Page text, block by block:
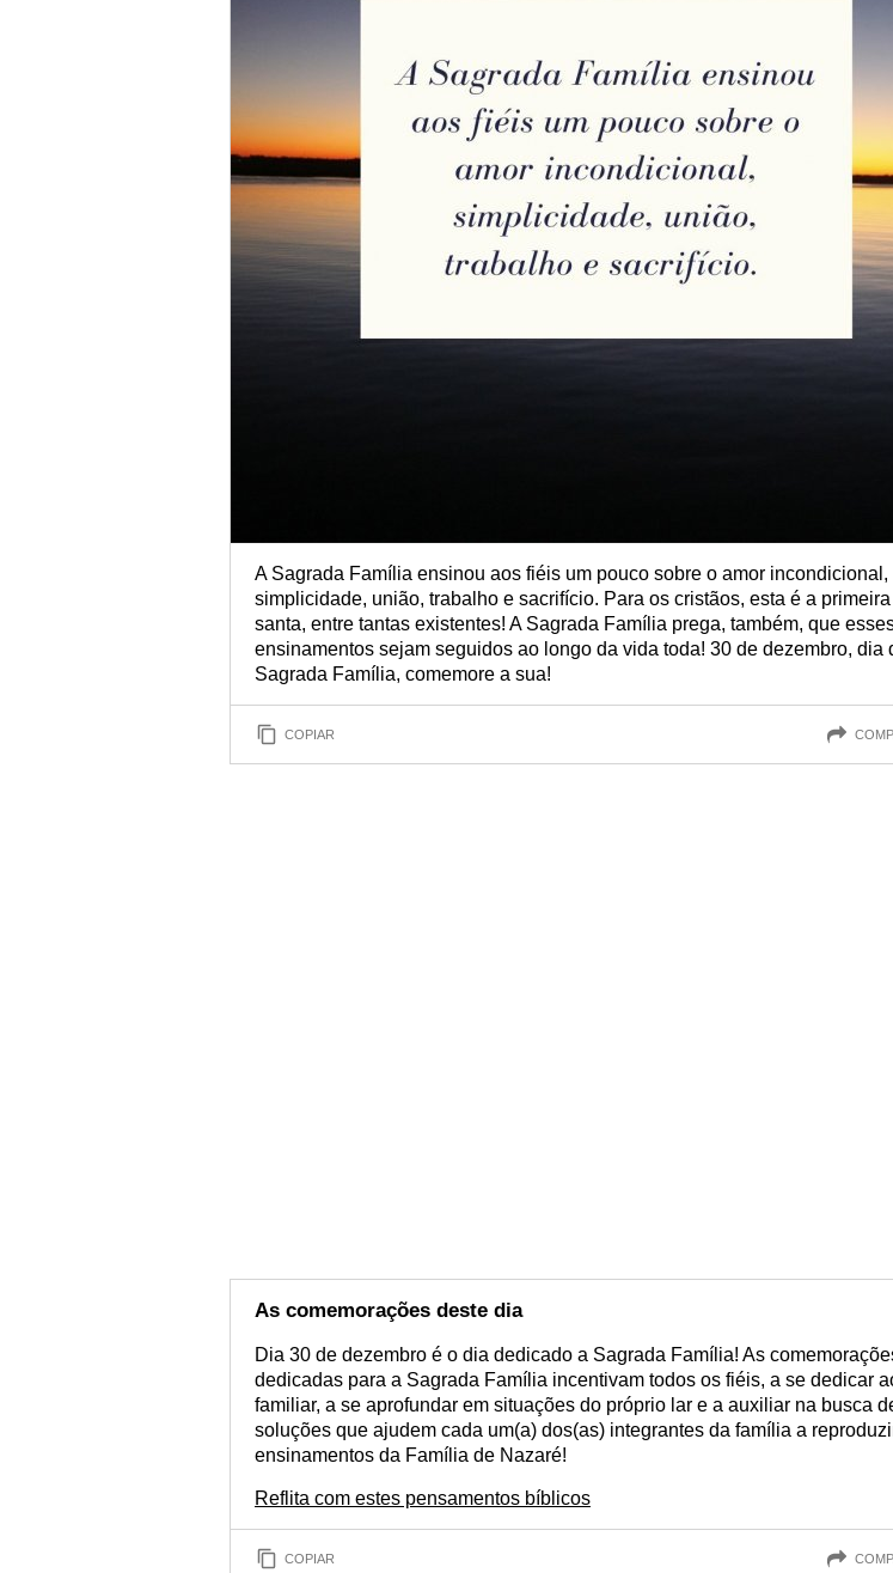
A Sagrada Família ensinou aos fiéis um pouco sobre o amor incondicional,
simplicidade, união, trabalho e sacrifício. Para os cristãos, esta é a
santa, entre tantas existentes! A Sagrada Família prega, também, que
ensinamentos sejam seguidos ao longo da vida toda! 30 de dezembro, dia
Sagrada Família, comemore a sua!
COPIAR
As comemorações deste dia
Dia 30 de dezembro é o dia dedicado a Sagrada Família! As
dedicadas para a Sagrada Família incentivam todos os fiéis, a se dedicar
familiar, a se aprofundar em situações do próprio lar e a auxiliar na busca
soluções que ajudem cada um(a) dos(as) integrantes da família a
ensinamentos da Família de Nazaré!
Reflita com estes pensamentos bíblicos
COPIAR